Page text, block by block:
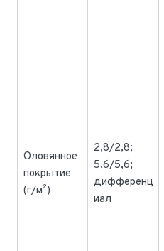
Оловянное
покрытие
(г/м²)
2,8/2,8;
5,6/5,6;
дифференц
иал